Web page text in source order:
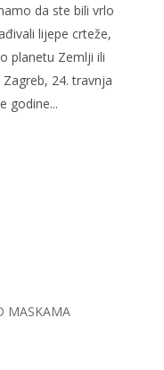
da ste bili vrlo
lijepe crteže,
planetu Zemlji ili
24. travnja
godine...
MASKAMA